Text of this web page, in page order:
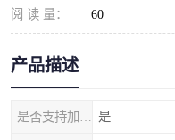
阅 读 量： 60
产品描述
是